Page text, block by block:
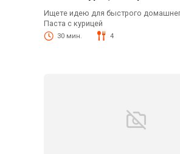
Ищете идею для быстрого
Паста с курицей
30 мин. 4